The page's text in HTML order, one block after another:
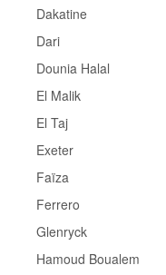
Dakatine
Dari
Dounia Halal
El Malik
El Taj
Exeter
Faïza
Ferrero
Glenryck
Hamoud Boualem